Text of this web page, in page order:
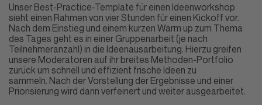
Unser Best-Practice-Template für einen Ideenworkshop
sieht einen Rahmen von vier Stunden für einen Kickoff vor.
Nach dem Einstieg und einem kurzen Warm up zum Thema
des Tages geht es in einer Gruppenarbeit (je nach
Teilnehmeranzahl) in die Ideenausarbeitung. Hierzu greifen
unsere Moderatoren auf ihr breites Methoden-Portfolio
zurück um schnell und effizient frische Ideen zu
sammeln. Nach der Vorstellung der Ergebnisse und einer
Priorisierung wird dann verfeinert und weiter ausgearbeitet.